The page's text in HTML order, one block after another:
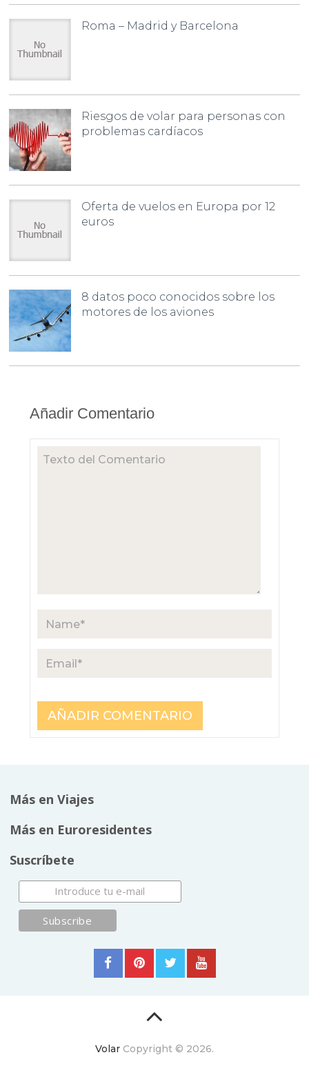
Roma – Madrid y Barcelona
Riesgos de volar para personas con
problemas cardíacos
Oferta de vuelos en Europa por 12
euros
8 datos poco conocidos sobre los
motores de los aviones
Añadir Comentario
Más en Viajes
Más en Euroresidentes
Suscríbete
Volar Copyright © 2026.